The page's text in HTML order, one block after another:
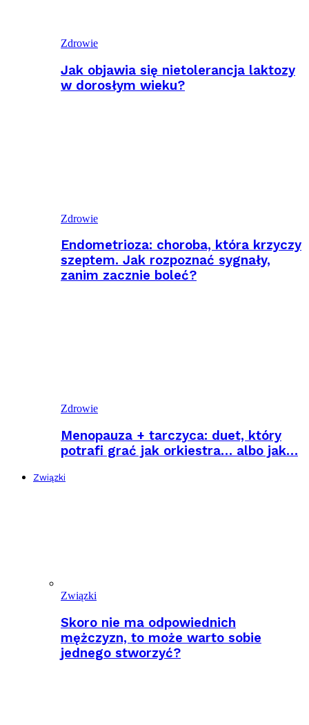
Zdrowie
Jak objawia się nietolerancja laktozy
w dorosłym wieku?
Zdrowie
Endometrioza: choroba, która krzyczy
szeptem. Jak rozpoznać sygnały,
zanim zacznie boleć?
Zdrowie
Menopauza + tarczyca: duet, który
potrafi grać jak orkiestra… albo jak…
Związki
Związki
Skoro nie ma odpowiednich
mężczyzn, to może warto sobie
jednego stworzyć?